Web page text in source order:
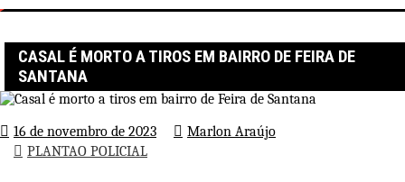
CASAL É MORTO A TIROS EM BAIRRO DE FEIRA DE
SANTANA
16 de novembro de 2023
Marlon Araújo
PLANTAO POLICIAL